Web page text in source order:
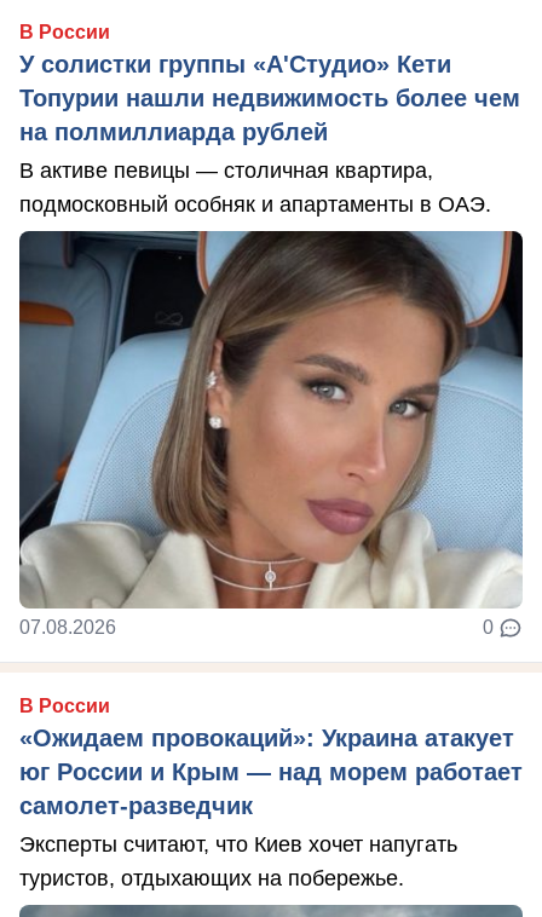
В России
У солистки группы «А'Студио» Кети
Топурии нашли недвижимость более чем
на полмиллиарда рублей
В активе певицы — столичная квартира,
подмосковный особняк и апартаменты в ОАЭ.
07.08.2026 0
В России
«Ожидаем провокаций»: Украина атакует
юг России и Крым — над морем работает
самолет-разведчик
Эксперты считают, что Киев хочет напугать
туристов, отдыхающих на побережье.